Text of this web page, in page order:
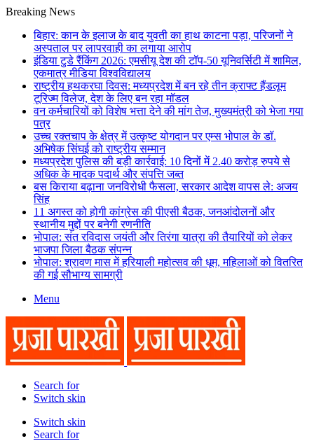
Breaking News
बिहार: कान के इलाज के बाद युवती का हाथ काटना पड़ा, परिजनों ने
अस्पताल पर लापरवाही का लगाया आरोप
इंडिया टुडे रैंकिंग 2026: एमसीयू देश की टॉप-50 यूनिवर्सिटी में शामिल,
एकमात्र मीडिया विश्वविद्यालय
राष्ट्रीय हथकरघा दिवस: मध्यप्रदेश में बन रहे तीन क्राफ्ट हैंडलूम
टूरिज्म विलेज, देश के लिए बन रहा मॉडल
वन कर्मचारियों को विशेष भत्ता देने की मांग तेज, मुख्यमंत्री को भेजा गया
पत्र
उच्च रक्तचाप के क्षेत्र में उत्कृष्ट योगदान पर एम्स भोपाल के डॉ.
अभिषेक सिंघई को राष्ट्रीय सम्मान
मध्यप्रदेश पुलिस की बड़ी कार्रवाई: 10 दिनों में 2.40 करोड़ रुपये से
अधिक के मादक पदार्थ और संपत्ति जब्त
बस किराया बढ़ाना जनविरोधी फैसला, सरकार आदेश वापस ले: अजय
सिंह
11 अगस्त को होगी कांग्रेस की पीएसी बैठक, जनआंदोलनों और
स्थानीय मुद्दों पर बनेगी रणनीति
भोपाल: संत रविदास जयंती और तिरंगा यात्रा की तैयारियों को लेकर
भाजपा जिला बैठक संपन्न
भोपाल: श्रावण मास में हरियाली महोत्सव की धूम, महिलाओं को वितरित
की गई सौभाग्य सामग्री
Menu
Search for
Switch skin
Switch skin
Search for